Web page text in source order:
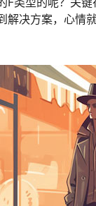
解决方案，心情